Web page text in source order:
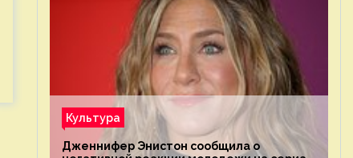
Культура
Дженнифер Энистон сообщила о